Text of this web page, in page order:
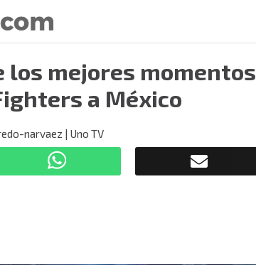
los mejores momentos
a México
narvaez | Uno TV